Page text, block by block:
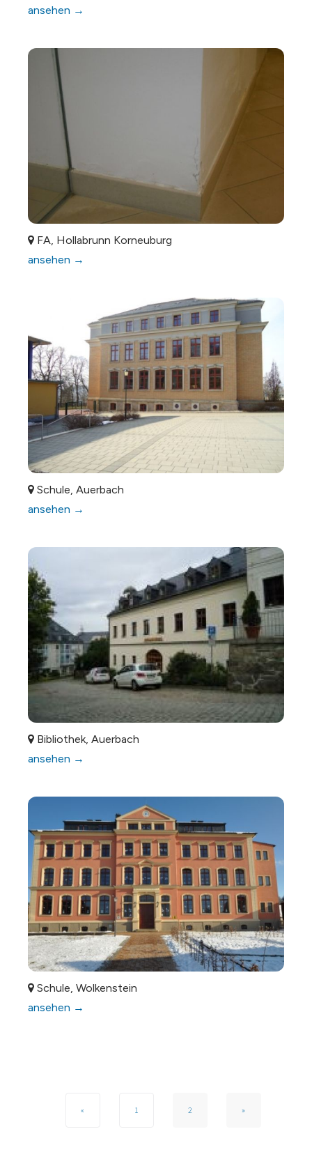
ansehen →
FA, Hollabrunn Korneuburg
ansehen →
Schule, Auerbach
ansehen →
Bibliothek, Auerbach
ansehen →
Schule, Wolkenstein
ansehen →
« 1 2 »